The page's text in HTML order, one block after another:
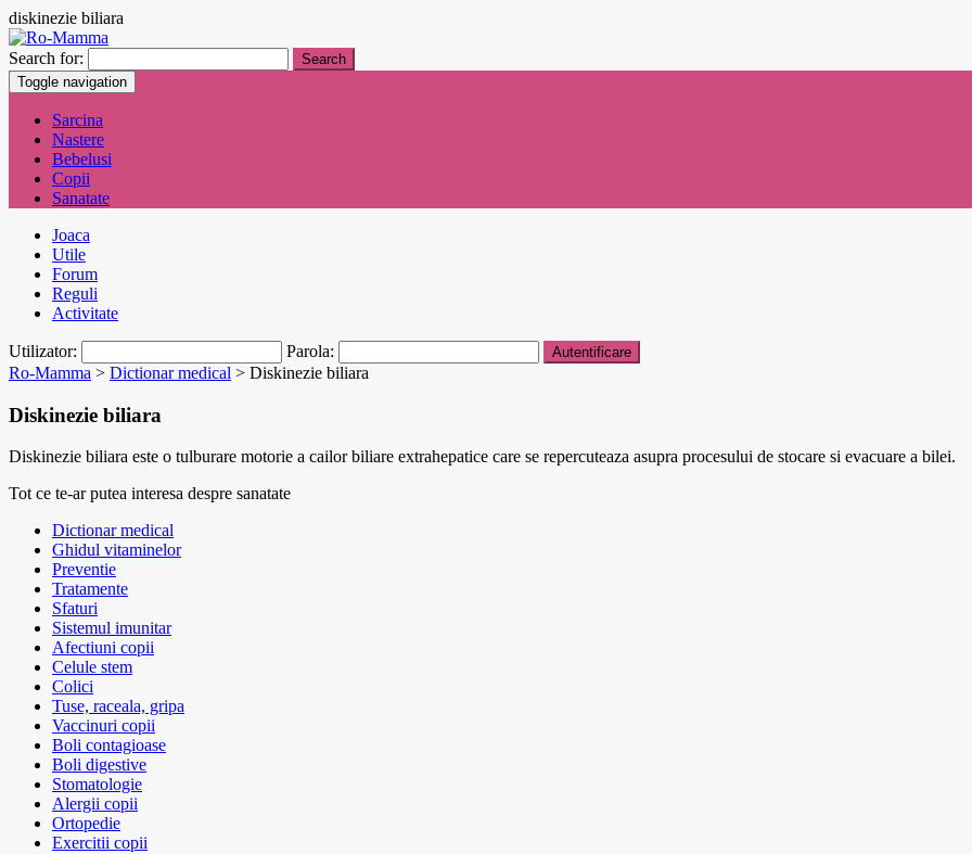
diskinezie biliara
Search for:
Toggle navigation
Sarcina
Nastere
Bebelusi
Copii
Sanatate
Joaca
Utile
Forum
Reguli
Activitate
Utilizator:
Parola:
Ro-Mamma > Dictionar medical > Diskinezie biliara
Diskinezie biliara
Diskinezie biliara este o tulburare motorie a cailor biliare extrahepatice care se repercuteaza asupra procesului de stocare si evacuare a bilei.
Tot ce te-ar putea interesa despre sanatate
Dictionar medical
Ghidul vitaminelor
Preventie
Tratamente
Sfaturi
Sistemul imunitar
Afectiuni copii
Celule stem
Colici
Tuse, raceala, gripa
Vaccinuri copii
Boli contagioase
Boli digestive
Stomatologie
Alergii copii
Ortopedie
Exercitii copii